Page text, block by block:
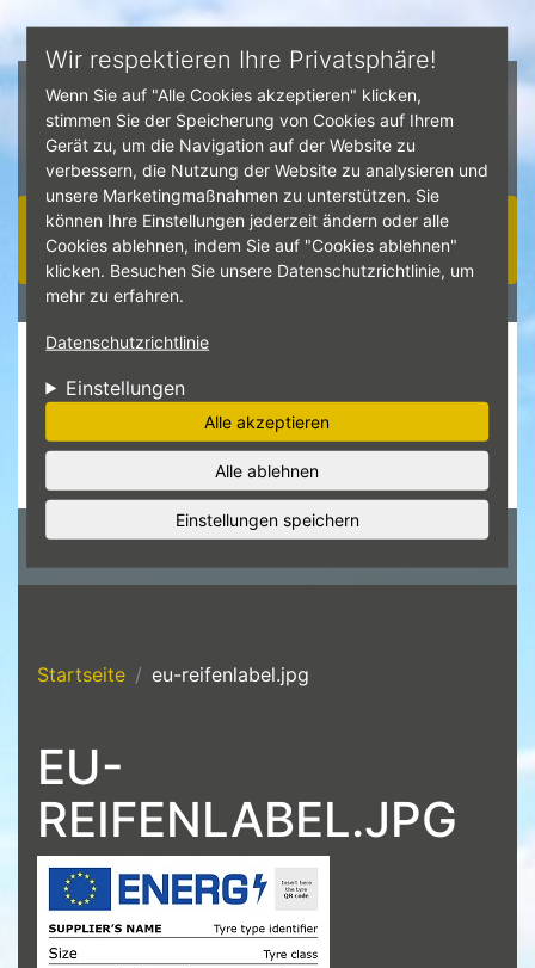
Wir respektieren Ihre Privatsphäre!
Wenn Sie auf "Alle Cookies akzeptieren" klicken,
stimmen Sie der Speicherung von Cookies auf Ihrem
Gerät zu, um die Navigation auf der Website zu
verbessern, die Nutzung der Website zu analysieren und
unsere Marketingmaßnahmen zu unterstützen. Sie
können Ihre Einstellungen jederzeit ändern oder alle
Cookies ablehnen, indem Sie auf "Cookies ablehnen"
klicken. Besuchen Sie unsere Datenschutzrichtlinie, um
mehr zu erfahren.
Datenschutzrichtlinie
Einstellungen
Alle akzeptieren
Alle ablehnen
Einstellungen speichern
Direkt zum Inhalt
Navigation ☰
Unsere Kundebewertungen:
4.8
Hier ansehen
Startseite eu-reifenlabel.jpg
EU-
REIFENLABEL.JPG